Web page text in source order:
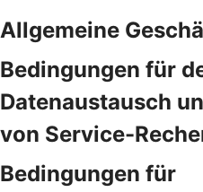
Allgemeine
Bedingungen für
Datenaustausch
von Service-
Bedingungen für